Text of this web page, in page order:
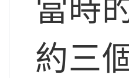
當時
約三